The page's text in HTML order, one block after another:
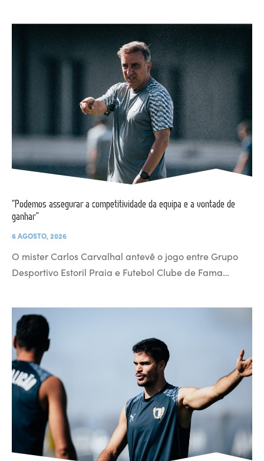
“Podemos assegurar a competitividade da equipa e a vontade de
ganhar”
6 AGOSTO, 2026
O mister Carlos Carvalhal antevê o jogo entre Grupo
Desportivo Estoril Praia e Futebol Clube de Fama…